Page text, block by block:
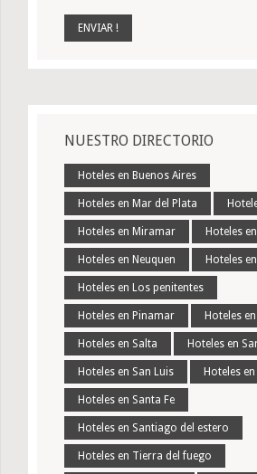
NUESTRO DIRECTORIO
Hoteles en Buenos Aires
Hoteles en Mar del Plata
Hoteles en Miramar Hoteles
Hoteles en Neuquen Hoteles
Hoteles en Los penitentes
Hoteles en Pinamar Hoteles
Hoteles en Salta Hoteles en
Hoteles en San Luis Hoteles
Hoteles en Santa Fe
Hoteles en Santiago del estero
Hoteles en Tierra del fuego